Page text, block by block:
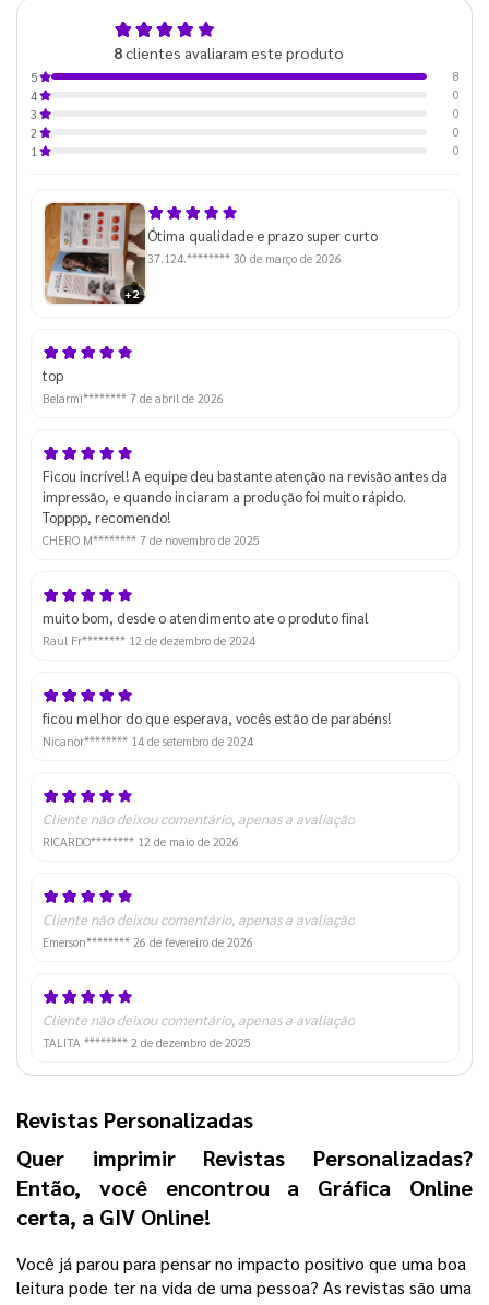
8clientes avaliaram este produto
5
8
4
0
3
0
2
0
1
0
+2
Ótima qualidade e prazo super curto
37.124.******** 30 de março de 2026
top
Belarmi******** 7 de abril de 2026
Ficou incrível! A equipe deu bastante atenção na revisão antes da
impressão, e quando inciaram a produção foi muito rápido.
Topppp, recomendo!
CHERO M******** 7 de novembro de 2025
muito bom, desde o atendimento ate o produto final
Raul Fr******** 12 de dezembro de 2024
ficou melhor do que esperava, vocês estão de parabéns!
Nicanor******** 14 de setembro de 2024
Cliente não deixou comentário, apenas a avaliação
RICARDO******** 12 de maio de 2026
Cliente não deixou comentário, apenas a avaliação
Emerson******** 26 de fevereiro de 2026
Cliente não deixou comentário, apenas a avaliação
TALITA ******** 2 de dezembro de 2025
Revistas Personalizadas
Quer imprimir Revistas Personalizadas?
Então, você encontrou a Gráfica Online
certa, a GIV Online!
Você já parou para pensar no impacto positivo que uma boa
leitura pode ter na vida de uma pessoa? As revistas são uma